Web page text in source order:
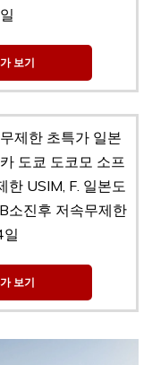
일
보기
제한 초특가 일본
도쿄 도코모 소프
한 USIM, F. 일본도
소진후 저속무제한
일
보기